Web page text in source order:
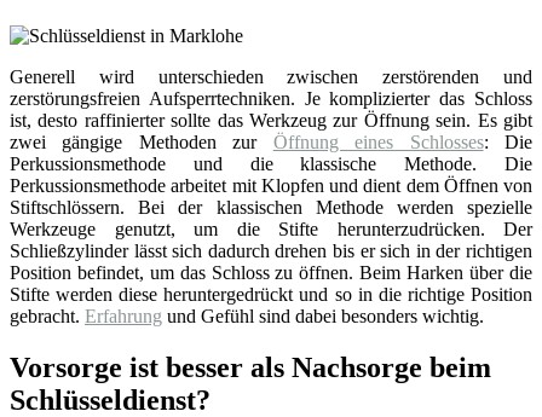
Generell wird unterschieden zwischen zerstörenden und
zerstörungsfreien Aufsperrtechniken. Je komplizierter das Schloss
ist, desto raffinierter sollte das Werkzeug zur Öffnung sein. Es gibt
zwei gängige Methoden zur Öffnung eines Schlosses: Die
Perkussionsmethode und die klassische Methode. Die
Perkussionsmethode arbeitet mit Klopfen und dient dem Öffnen von
Stiftschlössern. Bei der klassischen Methode werden spezielle
Werkzeuge genutzt, um die Stifte herunterzudrücken. Der
Schließzylinder lässt sich dadurch drehen bis er sich in der richtigen
Position befindet, um das Schloss zu öffnen. Beim Harken über die
Stifte werden diese heruntergedrückt und so in die richtige Position
gebracht. Erfahrung und Gefühl sind dabei besonders wichtig.
Vorsorge ist besser als Nachsorge beim
Schlüsseldienst?